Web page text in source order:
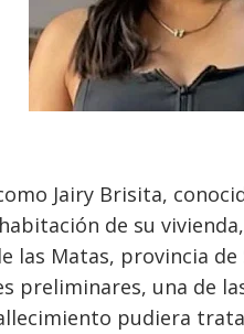
Jairy Brisita,
de su
las Matas, provincia de
preliminares, una de
pudiera